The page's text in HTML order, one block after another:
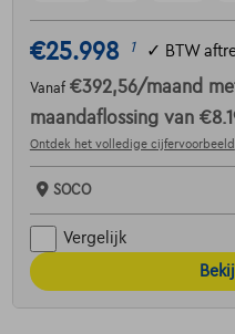
€25.998 1 ✓ BTW
Vanaf €392,56/maand
maandaflossing van
Ontdek het volledige cijfervoorbeeld
SOCO
Vergelijk